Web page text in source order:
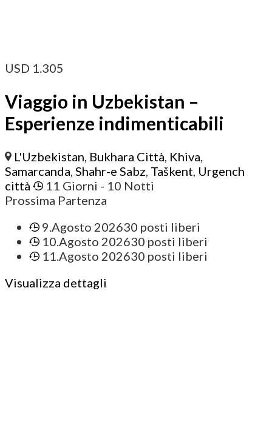
USD 1.305
Viaggio in Uzbekistan –
Esperienze indimenticabili
L'Uzbekistan, Bukhara Città, Khiva,
Samarcanda, Shahr-e Sabz, Taškent, Urgench
città
11 Giorni - 10 Notti
Prossima Partenza
9.Agosto 202630 posti liberi
10.Agosto 202630 posti liberi
11.Agosto 202630 posti liberi
Visualizza dettagli